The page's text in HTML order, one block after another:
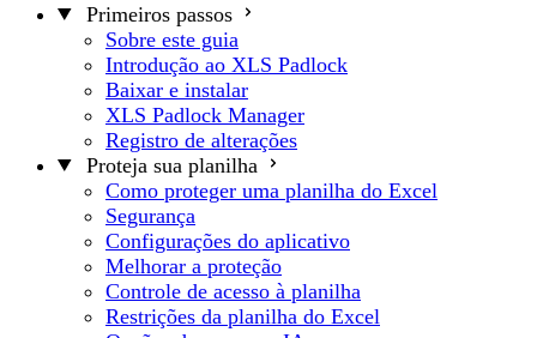
Primeiros passos
Sobre este guia
Introdução ao XLS Padlock
Baixar e instalar
XLS Padlock Manager
Registro de alterações
Proteja sua planilha
Como proteger uma planilha do Excel
Segurança
Configurações do aplicativo
Melhorar a proteção
Controle de acesso à planilha
Restrições da planilha do Excel